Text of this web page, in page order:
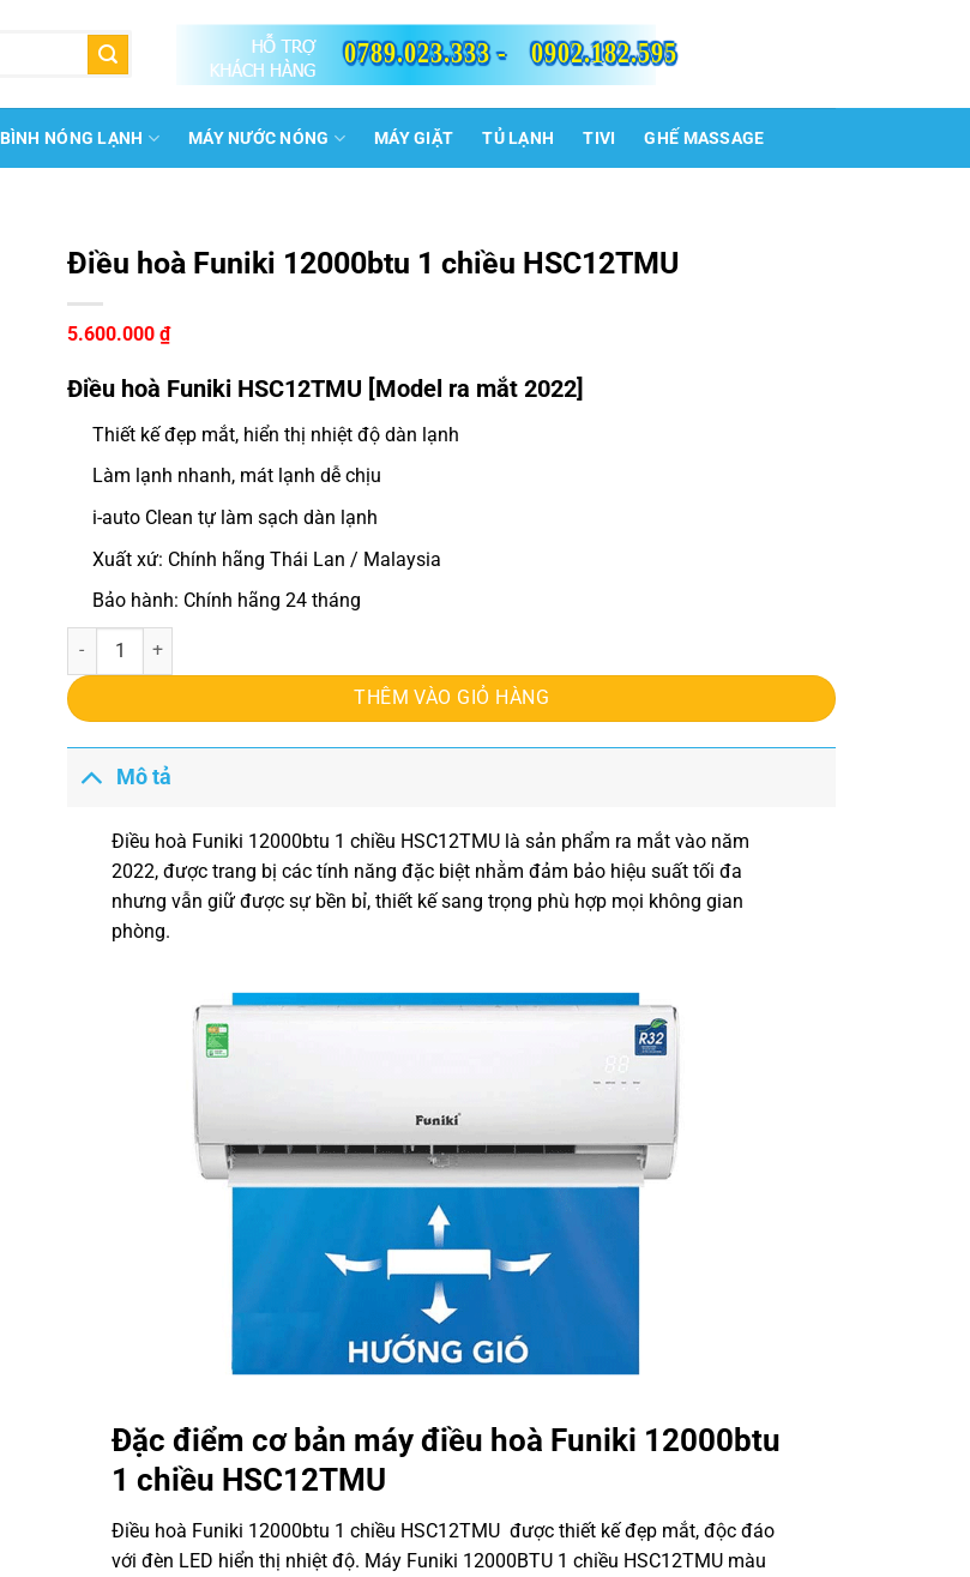
0789.023.333 - 0902.182.595
BÌNH NÓNG LẠNH MÁY NƯỚC NÓNG MÁY GIẶT TỦ LẠNH TIVI GHẾ MASSAGE
Điều hoà Funiki 12000btu 1 chiều HSC12TMU
5.600.000₫
Điều hoà Funiki HSC12TMU [Model ra mắt 2022]
Thiết kế đẹp mắt, hiển thị nhiệt độ dàn lạnh
Làm lạnh nhanh, mát lạnh dễ chịu
i-auto Clean tự làm sạch dàn lạnh
Xuất xứ: Chính hãng Thái Lan / Malaysia
Bảo hành: Chính hãng 24 tháng
Điều hoà Funiki 12000btu 1 chiều HSC12TMU số lượng
THÊM VÀO GIỎ HÀNG
Mô tả
Điều hoà Funiki 12000btu 1 chiều HSC12TMUlà sản phẩm ra mắt vào năm
2022, được trang bị các tính năng đặc biệt nhằm đảm bảo hiệu suất tối đa
nhưng vẫn giữ được sự bền bỉ, thiết kế sang trọng phù hợp mọi không gian
phòng.
Đặc điểm cơ bản máy điều hoà Funiki 12000btu
1 chiều HSC12TMU
Điều hoà Funiki 12000btu 1 chiều HSC12TMU được thiết kế đẹp mắt, độc đáo
với đèn LED hiển thị nhiệt độ. Máy Funiki 12000BTU 1 chiều HSC12TMUmàu